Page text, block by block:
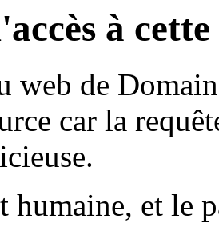
à
web de
car la
humaine, et le